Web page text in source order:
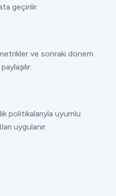
geçirilir.
ve sonraki dönem
politikalarıyla uyumlu
uygulanır.